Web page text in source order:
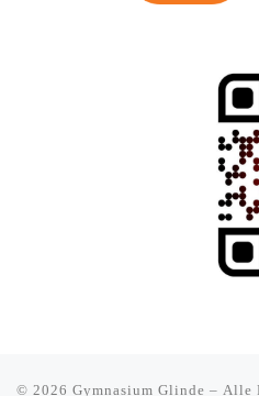
© 2026 Gymnasium Glinde – Alle